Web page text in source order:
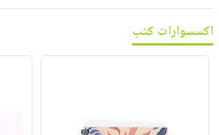
اكسسوارات كتب